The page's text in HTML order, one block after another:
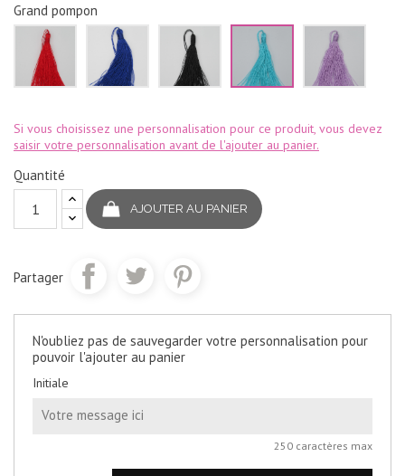
Grand pompon
Turquoise
Si vous choisissez une personnalisation pour ce produit, vous devez
saisir votre personnalisation avant de l'ajouter au panier.
Quantité
AJOUTER AU PANIER
Partager
N'oubliez pas de sauvegarder votre personnalisation pour
pouvoir l'ajouter au panier
Initiale
250 caractères max